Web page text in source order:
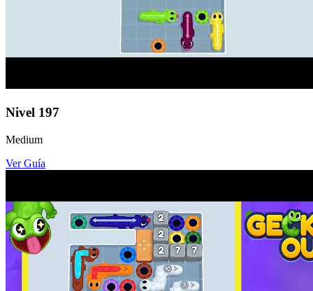
Nivel 197
Medium
Ver Guía